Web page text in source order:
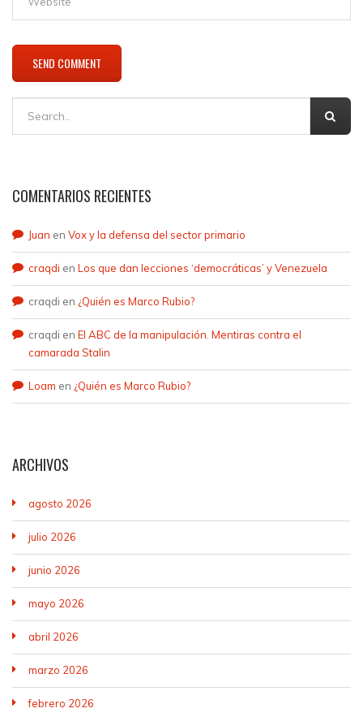
COMENTARIOS RECIENTES
Juan en Vox y la defensa del sector primario
craqdi en Los que dan lecciones ‘democráticas’ y Venezuela
craqdi en ¿Quién es Marco Rubio?
craqdi en El ABC de la manipulación. Mentiras contra el
camarada Stalin
Loam en ¿Quién es Marco Rubio?
ARCHIVOS
agosto 2026
julio 2026
junio 2026
mayo 2026
abril 2026
marzo 2026
febrero 2026